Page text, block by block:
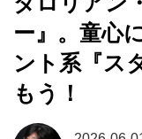
ー』。童心
ント系『ス
もう！